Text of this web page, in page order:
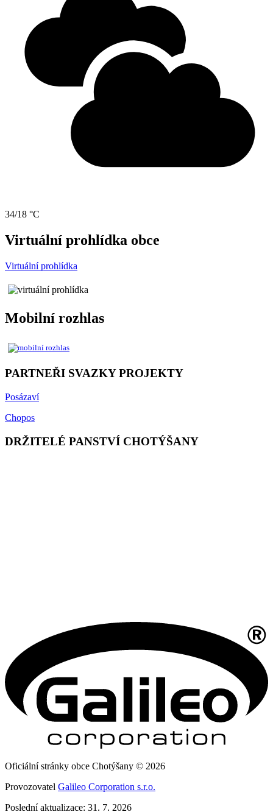
34/18 °C
Virtuální prohlídka obce
Virtuální prohlídka
Mobilní rozhlas
PARTNEŘI SVAZKY PROJEKTY
Posázaví
Chopos
DRŽITELÉ PANSTVÍ CHOTÝŠANY
Oficiální stránky obce Chotýšany © 2026
Provozovatel Galileo Corporation s.r.o.
Poslední aktualizace: 31. 7. 2026